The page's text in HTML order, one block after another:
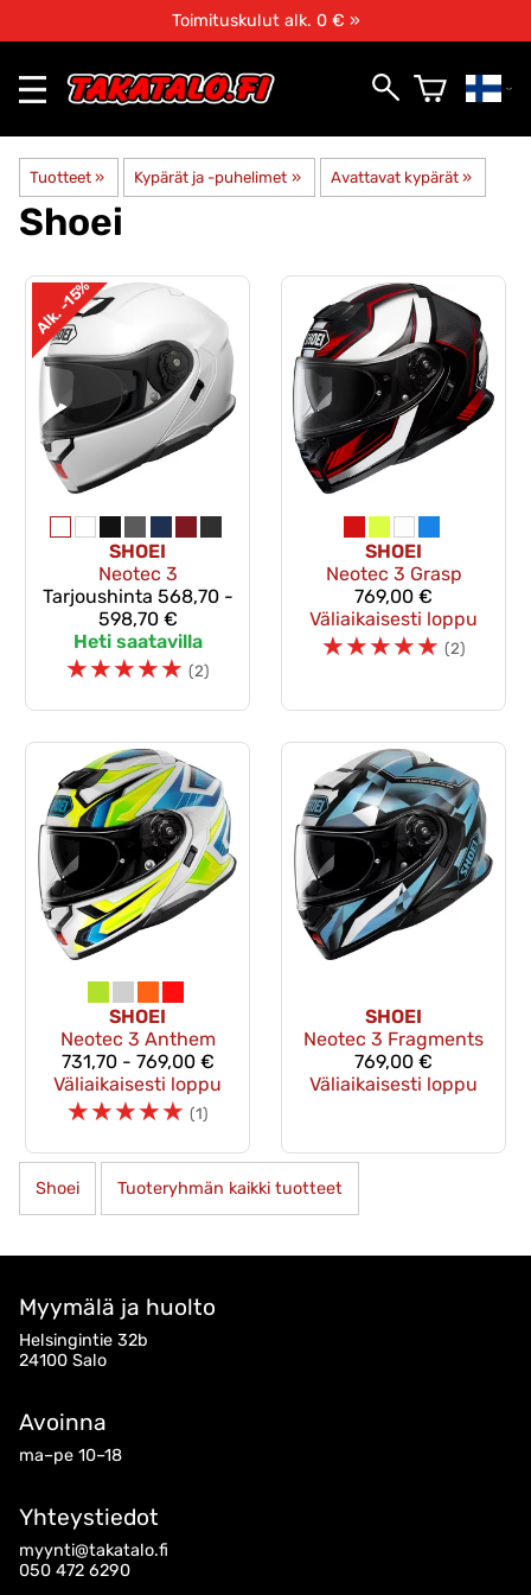
Toimituskulut alk. 0 € »
Tuotteet ‪» Kypärät ja -puhelimet ‪» Avattavat kypärät ‪»
Shoei
Alk. -15%
SHOEI
Neotec 3
Tarjoushinta 568,70 -
598,70 €
Heti saatavilla
☆☆☆☆☆ (2)
SHOEI
Neotec 3 Grasp
769,00 €
Väliaikaisesti loppu
☆☆☆☆☆ (2)
SHOEI
Neotec 3 Anthem
731,70 - 769,00 €
Väliaikaisesti loppu
☆☆☆☆☆ (1)
SHOEI
Neotec 3 Fragments
769,00 €
Väliaikaisesti loppu
Shoei Tuoteryhmän kaikki tuotteet
Myymälä ja huolto
Helsingintie 32b
24100 Salo
Avoinna
ma–pe 10–18
Yhteystiedot
myynti@takatalo.fi
050 472 6290